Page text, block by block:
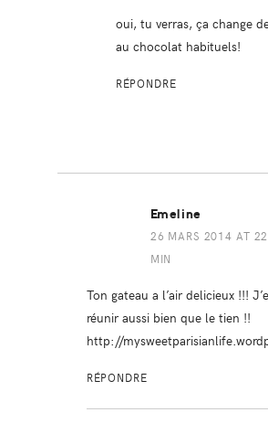
oui, tu verras, ça change
au chocolat habituels!
RÉPONDRE
Emeline
26 MARS 2014 AT
MIN
Ton gateau a l’air delicieux !!!
réunir aussi bien que le tien !!
http://
RÉPONDRE